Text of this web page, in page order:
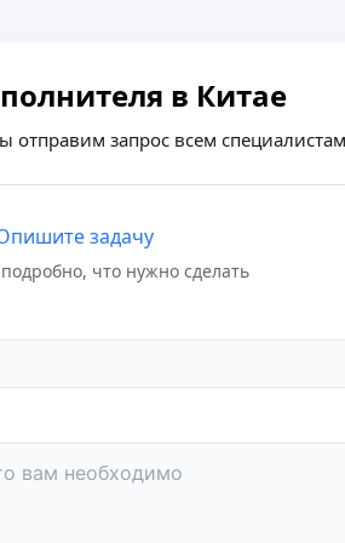
в Китае
отправим запрос всем специалистам
задачу
что нужно сделать